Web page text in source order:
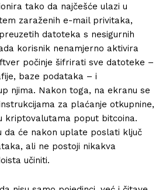
tako da najčešće ulazi u
zaraženih e-mail privitaka,
datoteka s nesigurnih
korisnik nenamjerno aktivira
počinje šifrirati sve datoteke –
baze podataka – i
njima. Nakon toga, na ekranu se
za plaćanje otkupnine,
kriptovalutama poput bitcoina.
da će nakon uplate poslati ključ
ali ne postoji nikakva
učiniti.